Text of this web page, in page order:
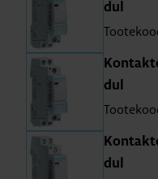
dul
dul
dul